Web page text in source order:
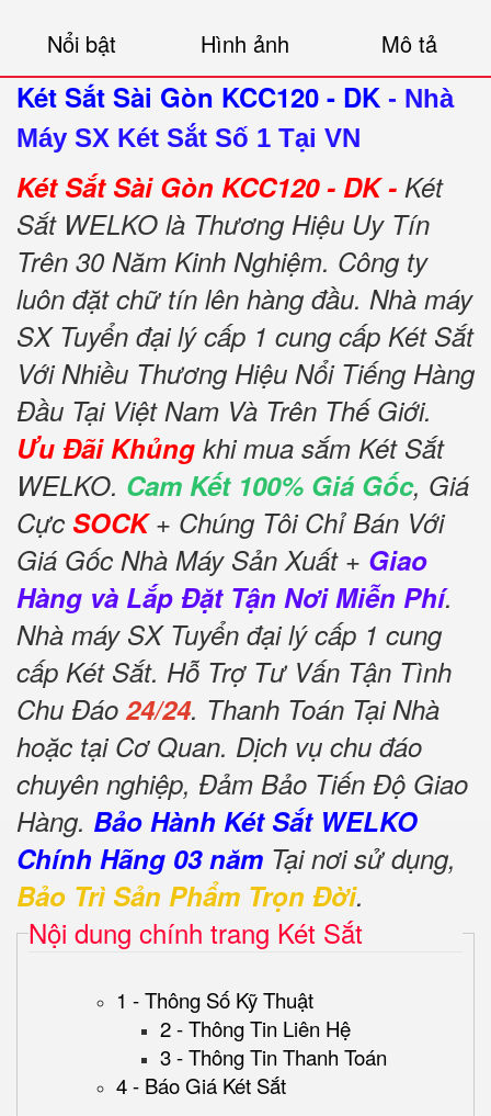
Nổi bật Hình ảnh Mô tả
Két Sắt Sài Gòn KCC120 - DK - Nhà
Máy SX Két Sắt Số 1 Tại VN
Két Sắt Sài Gòn KCC120 - DK - Két
Sắt WELKO là Thương Hiệu Uy Tín
Trên 30 Năm Kinh Nghiệm. Công ty
luôn đặt chữ tín lên hàng đầu. Nhà máy
SX Tuyển đại lý cấp 1 cung cấp Két Sắt
Với Nhiều Thương Hiệu Nổi Tiếng Hàng
Đầu Tại Việt Nam Và Trên Thế Giới.
Ưu Đãi Khủng khi mua sắm Két Sắt
WELKO. Cam Kết 100% Giá Gốc, Giá
Cực SOCK+ Chúng Tôi Chỉ Bán Với
Giá Gốc Nhà Máy Sản Xuất + Giao
Hàng và Lắp Đặt Tận Nơi Miễn Phí.
Nhà máy SX Tuyển đại lý cấp 1 cung
cấp Két Sắt. Hỗ Trợ Tư Vấn Tận Tình
Chu Đáo 24/24. Thanh Toán Tại Nhà
hoặc tại Cơ Quan. Dịch vụ chu đáo
chuyên nghiệp, Đảm Bảo Tiến Độ Giao
Hàng. Bảo Hành Két Sắt WELKO
Chính Hãng 03 năm Tại nơi sử dụng,
Bảo Trì Sản Phẩm Trọn Đời.
Nội dung chính trang Két Sắt
1 - Thông Số Kỹ Thuật
2 - Thông Tin Liên Hệ
3 - Thông Tin Thanh Toán
4 - Báo Giá Két Sắt